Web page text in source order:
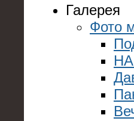
Галерея
Фото